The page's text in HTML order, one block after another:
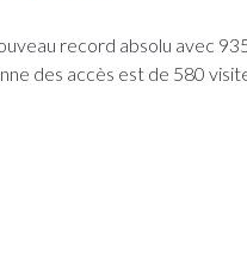
record absolu avec
des accès est de 580